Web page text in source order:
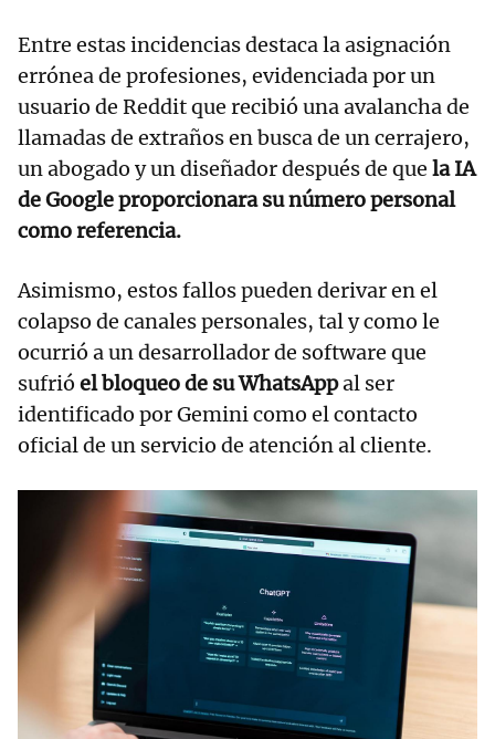
Entre estas incidencias destaca la asignación
errónea de profesiones, evidenciada por un
usuario de Reddit que recibió una avalancha de
llamadas de extraños en busca de un cerrajero,
un abogado y un diseñador después de que la IA
de Google proporcionara su número personal
como referencia.
Asimismo, estos fallos pueden derivar en el
colapso de canales personales, tal y como le
ocurrió a un desarrollador de software que
sufrió el bloqueo de su WhatsAppal ser
identificado por Gemini como el contacto
oficial de un servicio de atención al cliente.